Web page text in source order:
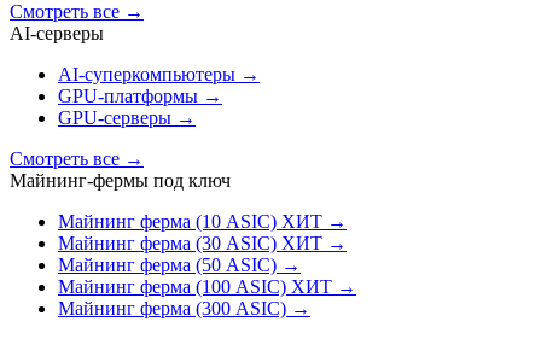
Смотреть все →
AI‑серверы
AI‑суперкомпьютеры →
GPU‑платформы →
GPU‑серверы →
Смотреть все →
Майнинг-фермы под ключ
Майнинг ферма (10 ASIC) ХИТ →
Майнинг ферма (30 ASIC) ХИТ →
Майнинг ферма (50 ASIC) →
Майнинг ферма (100 ASIC) ХИТ →
Майнинг ферма (300 ASIC) →